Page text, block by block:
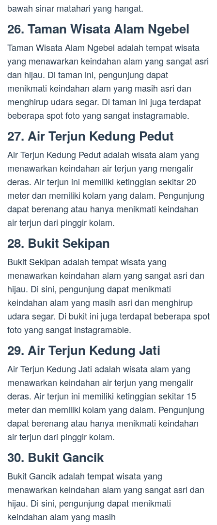
bawah sinar matahari yang hangat.
26. Taman Wisata Alam Ngebel
Taman Wisata Alam Ngebel adalah tempat wisata
yang menawarkan keindahan alam yang sangat asri
dan hijau. Di taman ini, pengunjung dapat
menikmati keindahan alam yang masih asri dan
menghirup udara segar. Di taman ini juga terdapat
beberapa spot foto yang sangat instagramable.
27. Air Terjun Kedung Pedut
Air Terjun Kedung Pedut adalah wisata alam yang
menawarkan keindahan air terjun yang mengalir
deras. Air terjun ini memiliki ketinggian sekitar 20
meter dan memiliki kolam yang dalam. Pengunjung
dapat berenang atau hanya menikmati keindahan
air terjun dari pinggir kolam.
28. Bukit Sekipan
Bukit Sekipan adalah tempat wisata yang
menawarkan keindahan alam yang sangat asri dan
hijau. Di sini, pengunjung dapat menikmati
keindahan alam yang masih asri dan menghirup
udara segar. Di bukit ini juga terdapat beberapa spot
foto yang sangat instagramable.
29. Air Terjun Kedung Jati
Air Terjun Kedung Jati adalah wisata alam yang
menawarkan keindahan air terjun yang mengalir
deras. Air terjun ini memiliki ketinggian sekitar 15
meter dan memiliki kolam yang dalam. Pengunjung
dapat berenang atau hanya menikmati keindahan
air terjun dari pinggir kolam.
30. Bukit Gancik
Bukit Gancik adalah tempat wisata yang
menawarkan keindahan alam yang sangat asri dan
hijau. Di sini, pengunjung dapat menikmati
keindahan alam yang masih